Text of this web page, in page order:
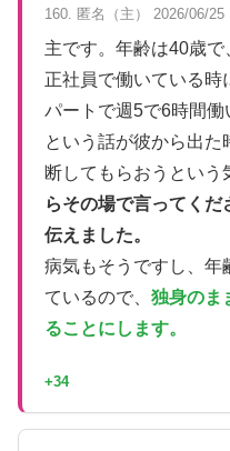
160. 匿名（主） 2026/06/25
主です。年齢は40歳
正社員で働いている時
パートで週5で6時間
という話が彼から出た
断してもらおうという
らその場で言ってくだ
伝えました。
病気もそうですし、年
ているので、 独身のま
ることにします。
+34